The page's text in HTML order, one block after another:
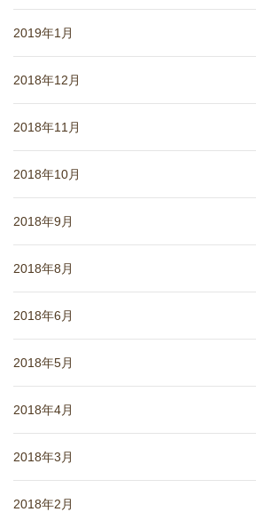
2019年1月
2018年12月
2018年11月
2018年10月
2018年9月
2018年8月
2018年6月
2018年5月
2018年4月
2018年3月
2018年2月